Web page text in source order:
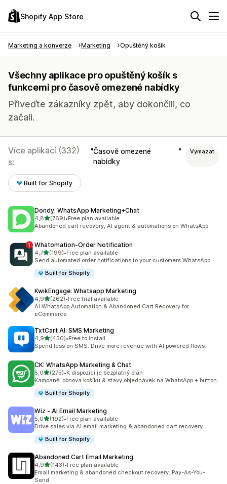
Shopify App Store
Marketing a konverze Marketing Opuštěný košík
Všechny aplikace pro opuštěný košík s
funkcemi pro časově omezené nabídky
Přiveďte zákazníky zpět, aby dokončili, co
začali.
Více aplikací (332)
s:
Časově omezené
nabídky
Vymazat
Built for Shopify
Dondy: WhatsApp Marketing+Chat
4,8z 5 hvězd
(769)
Celkový počet recenzí: 769
•Free plan available
Abandoned cart recovery, AI agent & automations on WhatsApp
Whatomation‑Order Notification
4,7z 5 hvězd
(199)
Celkový počet recenzí: 199
•Free plan available
Send automated order notifications to your customers WhatsApp.
Built for Shopify
KwikEngage: Whatsapp Marketing
4,9z 5 hvězd
(262)
Celkový počet recenzí: 262
•Free trial available
AI WhatsApp Automation & Abandoned Cart Recovery for
eCommerce
TxtCart AI: SMS Marketing
4,9z 5 hvězd
(450)
Celkový počet recenzí: 450
•Free to install
Spend less on SMS. Drive more revenue with AI powered flows.
CK: WhatsApp Marketing & Chat
5,0z 5 hvězd
(275)
Celkový počet recenzí: 275
•K dispozici je bezplatný plán
Kampaně, obnova košíku & stavy objednávek na WhatsApp + button
Built for Shopify
Wiz ‑ AI Email Marketing
5,0z 5 hvězd
(192)
Celkový počet recenzí: 192
•Free plan available
Drive sales via AI email marketing & abandoned cart recovery
Built for Shopify
Abandoned Cart Email Marketing
4,9z 5 hvězd
(143)
Celkový počet recenzí: 143
•Free plan available
Email marketing & abandoned checkout recovery. Pay-As-You-
Send